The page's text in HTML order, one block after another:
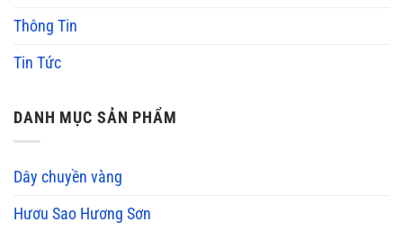
Thông Tin
Tin Tức
DANH MỤC SẢN PHẨM
Dây chuyền vàng
Hươu Sao Hương Sơn